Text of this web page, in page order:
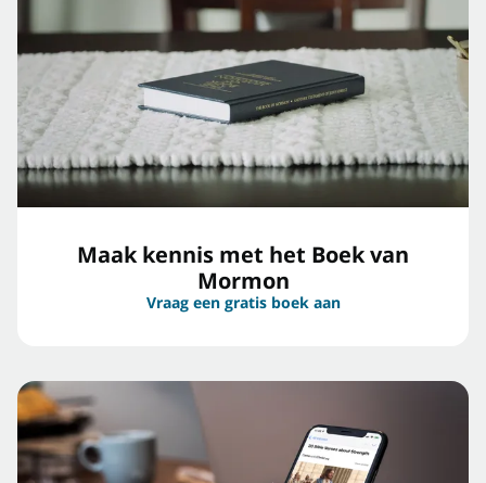
Maak kennis met het Boek van
Mormon
Vraag een gratis boek aan